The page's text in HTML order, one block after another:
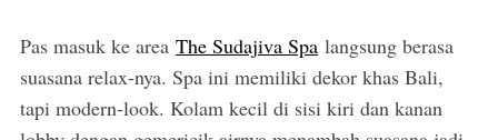
Pas masuk ke area The Sudajiva Spalangsung berasa
suasana relax-nya. Spa ini memiliki dekor khas Bali,
tapi modern-look. Kolam kecil di sisi kiri dan kanan